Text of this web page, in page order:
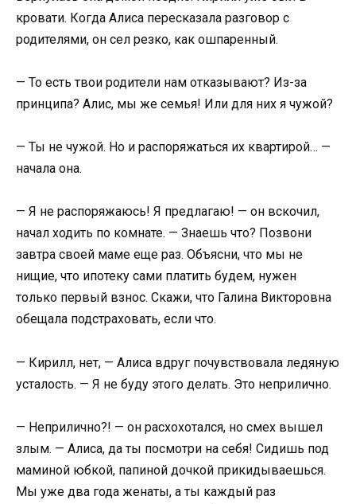
кровати. Когда Алиса пересказала разговор с
родителями, он сел резко, как ошпаренный.
— То есть твои родители нам отказывают? Из-за
принципа? Алис, мы же семья! Или для них я чужой?
— Ты не чужой. Но и распоряжаться их квартирой… —
начала она.
— Я не распоряжаюсь! Я предлагаю! — он вскочил,
начал ходить по комнате. — Знаешь что? Позвони
завтра своей маме еще раз. Объясни, что мы не
нищие, что ипотеку сами платить будем, нужен
только первый взнос. Скажи, что Галина Викторовна
обещала подстраховать, если что.
— Кирилл, нет, — Алиса вдруг почувствовала ледяную
усталость. — Я не буду этого делать. Это неприлично.
— Неприлично?! — он расхохотался, но смех вышел
злым. — Алиса, да ты посмотри на себя! Сидишь под
маминой юбкой, папиной дочкой прикидываешься.
Мы уже два года женаты, а ты каждый раз